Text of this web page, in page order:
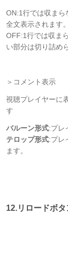
ON:1行では収まら
全文表示されます。
OFF:1行では収ま
い部分は切り詰め
＞コメント表示
視聴プレイヤーに
す
バルーン形式:プレ
テロップ形式:プレ
ます。
12.リロードボタ